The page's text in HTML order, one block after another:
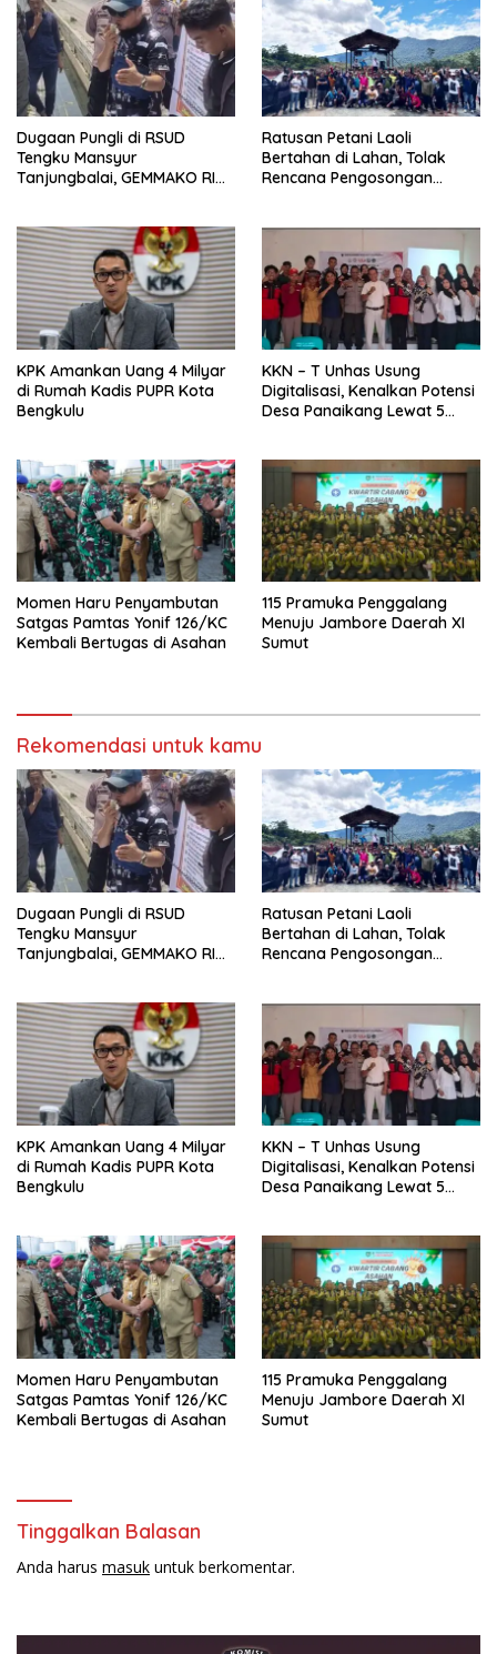
Dugaan Pungli di RSUD
Tengku Mansyur
Tanjungbalai, GEMMAKO RI
Ratusan Petani Laoli
Bertahan di Lahan, Tolak
Rencana Pengosongan
KPK Amankan Uang 4 Milyar
di Rumah Kadis PUPR Kota
Bengkulu
KKN – T Unhas Usung
Digitalisasi, Kenalkan Potensi
Desa Panaikang Lewat 5
Momen Haru Penyambutan
Satgas Pamtas Yonif 126/KC
Kembali Bertugas di Asahan
115 Pramuka Penggalang
Menuju Jambore Daerah XI
Sumut
Rekomendasi untuk kamu
Dugaan Pungli di RSUD
Tengku Mansyur
Tanjungbalai, GEMMAKO RI
Ratusan Petani Laoli
Bertahan di Lahan, Tolak
Rencana Pengosongan
KPK Amankan Uang 4 Milyar
di Rumah Kadis PUPR Kota
Bengkulu
KKN – T Unhas Usung
Digitalisasi, Kenalkan Potensi
Desa Panaikang Lewat 5
Momen Haru Penyambutan
Satgas Pamtas Yonif 126/KC
Kembali Bertugas di Asahan
115 Pramuka Penggalang
Menuju Jambore Daerah XI
Sumut
Tinggalkan Balasan
Anda harus masuk untuk berkomentar.